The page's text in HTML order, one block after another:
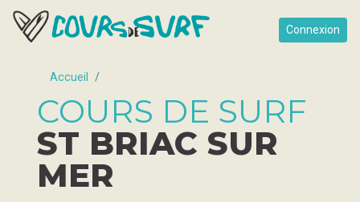
Connexion
Accueil
COURS DE SURF
ST BRIAC SUR
MER